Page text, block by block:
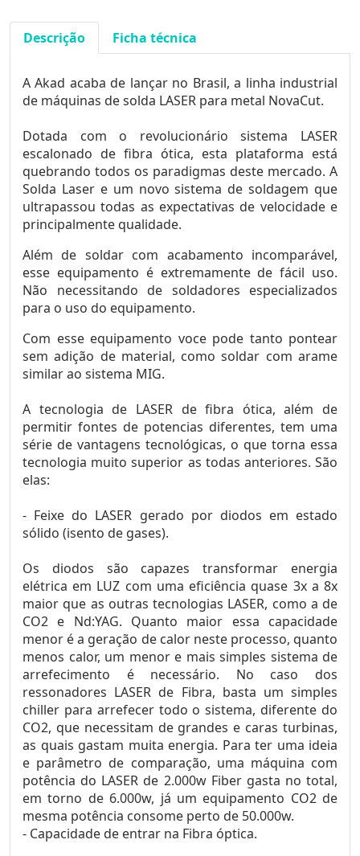
Descrição Ficha técnica
A Akad acaba de lançar no Brasil, a linha industrial
de máquinas de solda LASER para metal NovaCut.
Dotada com o revolucionário sistema LASER
escalonado de fibra ótica, esta plataforma está
quebrando todos os paradigmas deste mercado. A
Solda Laser e um novo sistema de soldagem que
ultrapassou todas as expectativas de velocidade e
principalmente qualidade.
Além de soldar com acabamento incomparável,
esse equipamento é extremamente de fácil uso.
Não necessitando de soldadores especializados
para o uso do equipamento.
Com esse equipamento voce pode tanto pontear
sem adição de material, como soldar com arame
similar ao sistema MIG.
A tecnologia de LASER de fibra ótica, além de
permitir fontes de potencias diferentes, tem uma
série de vantagens tecnológicas, o que torna essa
tecnologia muito superior as todas anteriores. São
elas:
- Feixe do LASER gerado por diodos em estado
sólido (isento de gases).
Os diodos são capazes transformar energia
elétrica em LUZ com uma eficiência quase 3x a 8x
maior que as outras tecnologias LASER, como a de
CO2 e Nd:YAG. Quanto maior essa capacidade
menor é a geração de calor neste processo, quanto
menos calor, um menor e mais simples sistema de
arrefecimento é necessário. No caso dos
ressonadores LASER de Fibra, basta um simples
chiller para arrefecer todo o sistema, diferente do
CO2, que necessitam de grandes e caras turbinas,
as quais gastam muita energia. Para ter uma ideia
e parâmetro de comparação, uma máquina com
potência do LASER de 2.000w Fiber gasta no total,
em torno de 6.000w, já um equipamento CO2 de
mesma potência consome perto de 50.000w.
- Capacidade de entrar na Fibra óptica.